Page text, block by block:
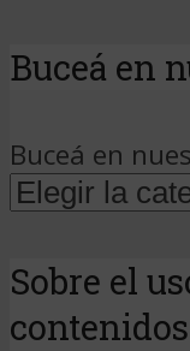
Buceá en
Buceá en
Sobre el
contenidos